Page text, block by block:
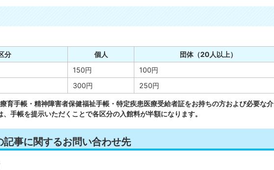
分
個人
団体（20人以上）
150円
100円
300円 250円
育手帳・精神障害者保健福祉手帳・特定疾患医療受給者証をお持ちの方および必要な介
、手帳を提示いただくことで各区分の入館料が半額になります。
記事に関するお問い合わせ先